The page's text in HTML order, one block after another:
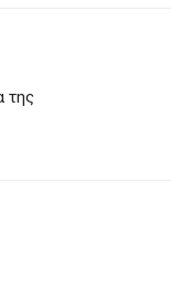
της